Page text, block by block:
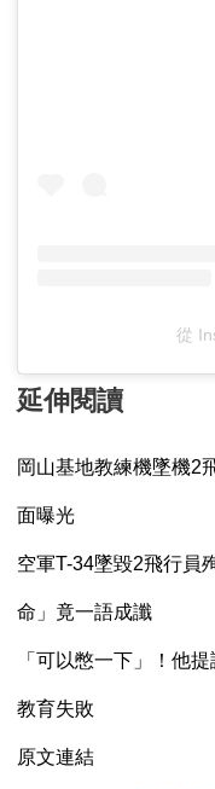
從
延伸閱讀
岡山基地教練機墜機
面曝光
空軍T-34墜毀2飛行
命」竟一語成讖
「可以憋一下」！他
教育失敗
原文連結